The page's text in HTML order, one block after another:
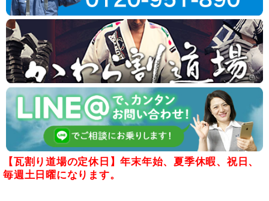
【瓦割り道場の定休日】年末年始、夏季休暇、祝日、
毎週土日曜になります。